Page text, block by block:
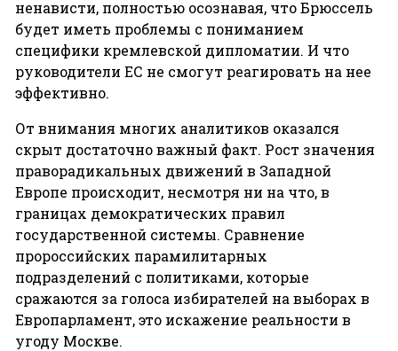
ненависти, полностью осознавая, что Брюссель
будет иметь проблемы с пониманием
специфики кремлевской дипломатии. И что
руководители ЕС не смогут реагировать на нее
эффективно.
От внимания многих аналитиков оказался
скрыт достаточно важный факт. Рост значения
праворадикальных движений в Западной
Европе происходит, несмотря ни на что, в
границах демократических правил
государственной системы. Сравнение
пророссийских парамилитарных
подразделений с политиками, которые
сражаются за голоса избирателей на выборах в
Европарламент, это искажение реальности в
угоду Москве.